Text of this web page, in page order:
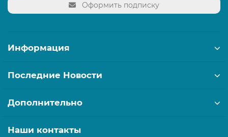
Оформить подписку
Информация
Последние Новости
Дополнительно
Наши контакты